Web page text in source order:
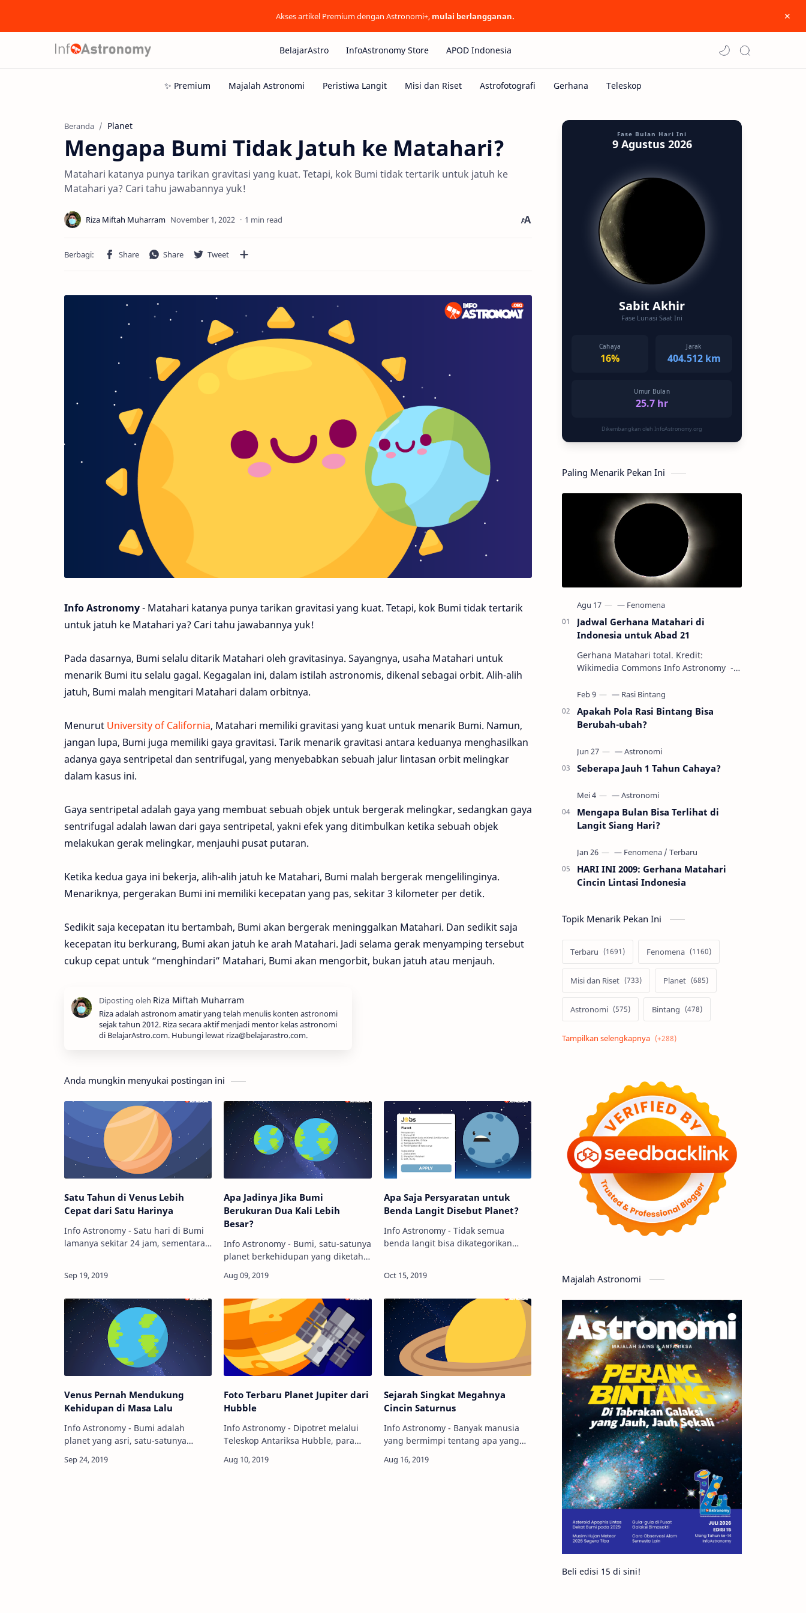
Akses artikel Premium dengan Astronomi+, mulai berlangganan.
BelajarAstro InfoAstronomy Store APOD Indonesia
Beranda Planet
Mengapa Bumi Tidak Jatuh ke Matahari?
Matahari katanya punya tarikan gravitasi yang kuat. Tetapi, kok Bumi tidak tertarik untuk jatuh ke
Matahari ya? Cari tahu jawabannya yuk!
1 min read
Info Astronomy- Matahari katanya punya tarikan gravitasi yang kuat. Tetapi, kok Bumi tidak tertarik
untuk jatuh ke Matahari ya? Cari tahu jawabannya yuk!
Pada dasarnya, Bumi selalu ditarik Matahari oleh gravitasinya. Sayangnya, usaha Matahari untuk
menarik Bumi itu selalu gagal. Kegagalan ini, dalam istilah astronomis, dikenal sebagai orbit. Alih-alih
jatuh, Bumi malah mengitari Matahari dalam orbitnya.
Menurut University of California, Matahari memiliki gravitasi yang kuat untuk menarik Bumi. Namun,
jangan lupa, Bumi juga memiliki gaya gravitasi. Tarik menarik gravitasi antara keduanya menghasilkan
adanya gaya sentripetal dan sentrifugal, yang menyebabkan sebuah jalur lintasan orbit melingkar
dalam kasus ini.
Gaya sentripetal adalah gaya yang membuat sebuah objek untuk bergerak melingkar, sedangkan gaya
sentrifugal adalah lawan dari gaya sentripetal, yakni efek yang ditimbulkan ketika sebuah objek
melakukan gerak melingkar, menjauhi pusat putaran.
Ketika kedua gaya ini bekerja, alih-alih jatuh ke Matahari, Bumi malah bergerak mengelilinginya.
Menariknya, pergerakan Bumi ini memiliki kecepatan yang pas, sekitar 3 kilometer per detik.
Sedikit saja kecepatan itu bertambah, Bumi akan bergerak meninggalkan Matahari. Dan sedikit saja
kecepatan itu berkurang, Bumi akan jatuh ke arah Matahari. Jadi selama gerak menyamping tersebut
cukup cepat untuk “menghindari” Matahari, Bumi akan mengorbit, bukan jatuh atau menjauh.
Riza adalah astronom amatir yang telah menulis konten astronomi
sejak tahun 2012. Riza secara aktif menjadi mentor kelas astronomi
di BelajarAstro.com. Hubungi lewat riza@belajarastro.com.
Anda mungkin menyukai postingan ini
Satu Tahun di Venus Lebih
Cepat dari Satu Harinya
Info Astronomy - Satu hari di Bumi
lamanya sekitar 24 jam, sementara
apa jadinya kalau kamu tinggal di
Apa Jadinya Jika Bumi
Berukuran Dua Kali Lebih
Besar?
Info Astronomy - Bumi, satu-satunya
planet berkehidupan yang diketahui
yang sangat ideal bagi manusia.
kal…
Apa Saja Persyaratan untuk
Benda Langit Disebut Planet?
Info Astronomy - Tidak semua
benda langit bisa dikategorikan
Astronomical Union (IAU) telah
Venus Pernah Mendukung
Kehidupan di Masa Lalu
Info Astronomy - Bumi adalah
planet yang asri, satu-satunya
kehidupan yang diketahui sejauh ini
Foto Terbaru Planet Jupiter dari
Hubble
Info Astronomy - Dipotret melalui
Teleskop Antariksa Hubble, para
terbaru planet Jupiter. Apa yang
Sejarah Singkat Megahnya
Cincin Saturnus
Info Astronomy - Banyak manusia
yang bermimpi tentang apa yang
seandainya punya mesin waktu.
Fase Bulan Hari Ini
9 Agustus 2026
Sabit Akhir
Fase Lunasi Saat Ini
Cahaya
16%
Jarak
404.512 km
Umur Bulan
25.7 hr
Dikembangkan oleh InfoAstronomy.org
Paling Menarik Pekan Ini
Jadwal Gerhana Matahari di
Indonesia untuk Abad 21
Gerhana Matahari total. Kredit:
Wikimedia Commons Info Astronomy -
gerhana Matahari akan terjadi sebanyak
22…
Apakah Pola Rasi Bintang Bisa
Berubah-ubah?
Seberapa Jauh 1 Tahun Cahaya?
Mengapa Bulan Bisa Terlihat di
Langit Siang Hari?
HARI INI 2009: Gerhana Matahari
Cincin Lintasi Indonesia
Topik Menarik Pekan Ini
Terbaru Fenomena
Misi dan Riset Planet
Astronomi Bintang
Alam semesta Galaksi
Tata Surya
Hype Astronot
Asteroid Observasi
Premium Komet
Penelitian
Satelit
Aurora Supernova
Nebula Sponsored
Matahari Featured
Mars Planet Katai
GMT 2016 History
Hoax Bima Sakti
Meteor Gerhana
Komet ISON Jupiter
Planet Kerdil Bumi
Pengetahuan Berita
Majalah Astronomi
Beli edisi 15 di sini!